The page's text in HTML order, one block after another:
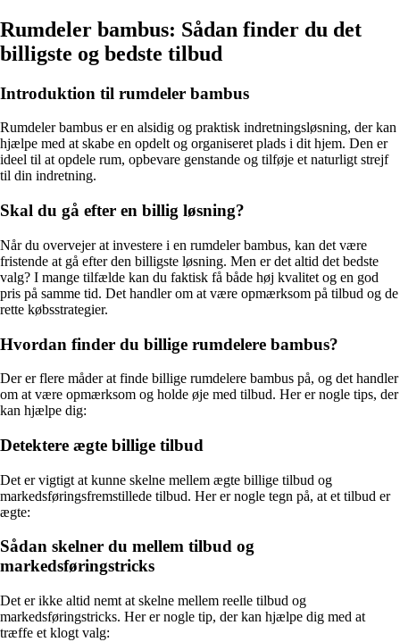
Rumdeler bambus: Sådan finder du det
billigste og bedste tilbud
Introduktion til rumdeler bambus
Rumdeler bambus er en alsidig og praktisk indretningsløsning, der kan
hjælpe med at skabe en opdelt og organiseret plads i dit hjem. Den er
ideel til at opdele rum, opbevare genstande og tilføje et naturligt strejf
til din indretning.
Skal du gå efter en billig løsning?
Når du overvejer at investere i en rumdeler bambus, kan det være
fristende at gå efter den billigste løsning. Men er det altid det bedste
valg? I mange tilfælde kan du faktisk få både høj kvalitet og en god
pris på samme tid. Det handler om at være opmærksom på tilbud og de
rette købsstrategier.
Hvordan finder du billige rumdelere bambus?
Der er flere måder at finde billige rumdelere bambus på, og det handler
om at være opmærksom og holde øje med tilbud. Her er nogle tips, der
kan hjælpe dig:
Detektere ægte billige tilbud
Det er vigtigt at kunne skelne mellem ægte billige tilbud og
markedsføringsfremstillede tilbud. Her er nogle tegn på, at et tilbud er
ægte:
Sådan skelner du mellem tilbud og
markedsføringstricks
Det er ikke altid nemt at skelne mellem reelle tilbud og
markedsføringstricks. Her er nogle tip, der kan hjælpe dig med at
træffe et klogt valg: